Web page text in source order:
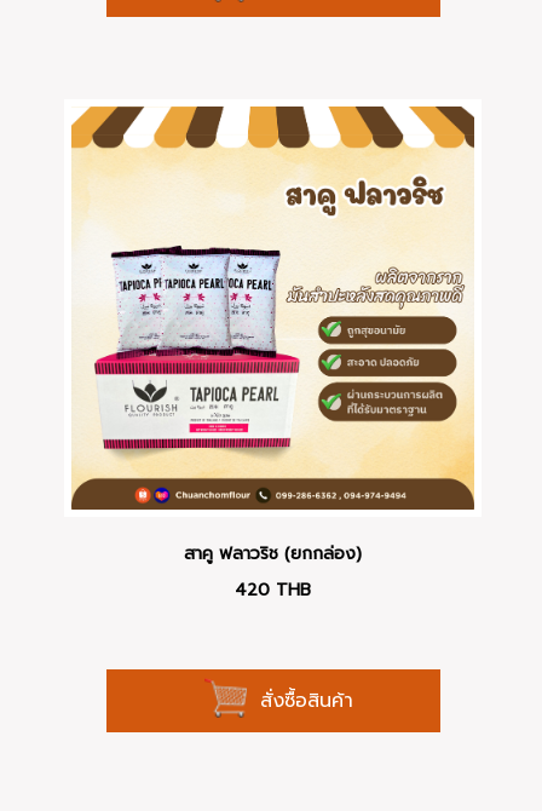
สาคู ฟลาวริช (ยกกล่อง)
420 THB
สั่งซื้อสินค้า